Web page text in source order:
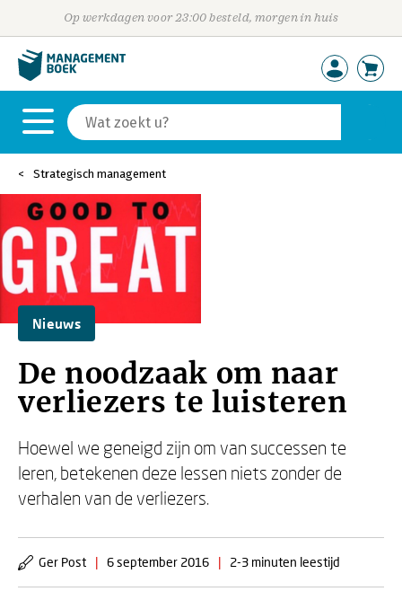
Op werkdagen voor 23:00 besteld, morgen in huis
Strategisch management
Nieuws
De noodzaak om naar
verliezers te luisteren
Hoewel we geneigd zijn om van successen te
leren, betekenen deze lessen niets zonder de
verhalen van de verliezers.
Ger Post | 6 september 2016 | 2-3 minuten leestijd